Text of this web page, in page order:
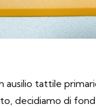
ausilio tattile
decidiamo di